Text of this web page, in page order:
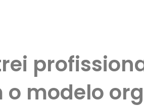
modelo